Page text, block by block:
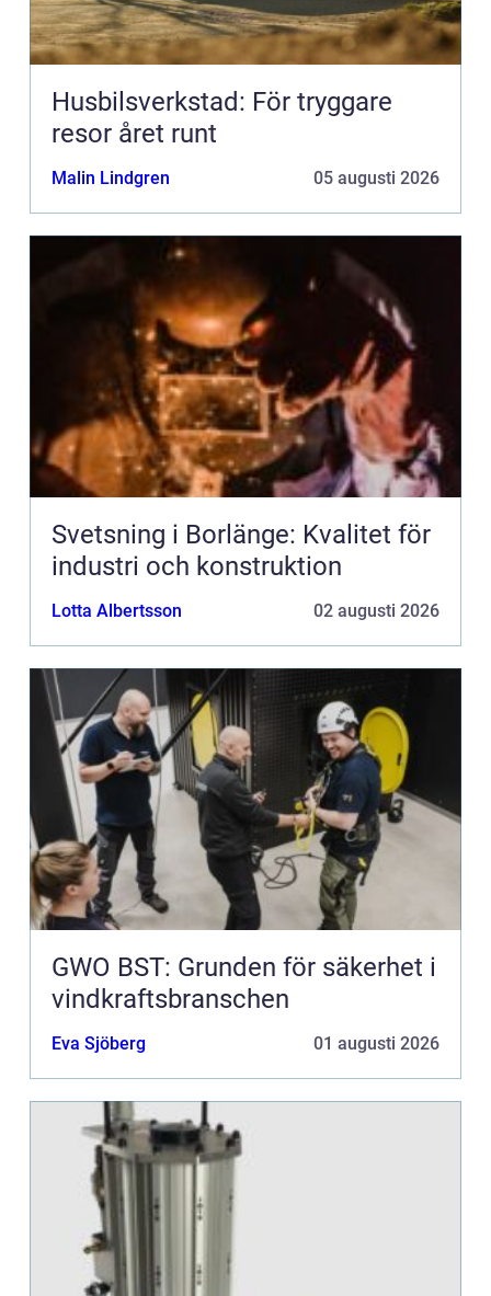
Husbilsverkstad: För tryggare
resor året runt
Malin Lindgren 05 augusti 2026
Svetsning i Borlänge: Kvalitet för
industri och konstruktion
Lotta Albertsson 02 augusti 2026
GWO BST: Grunden för säkerhet i
vindkraftsbranschen
Eva Sjöberg 01 augusti 2026